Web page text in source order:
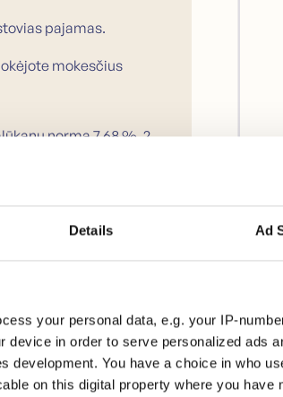
Details Ad
your personal data, e.g. your IP-
device in order to serve personalized ads
development. You have a choice in who
on this digital property where you have
pajamas.
mokesčius
norma 7,68 %. 2
2 379 341 NOK. Iš